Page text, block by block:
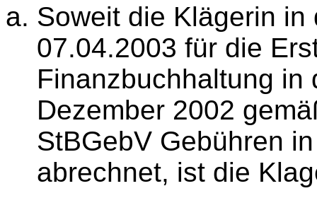
Soweit die Klägerin
07.04.2003 für die
Finanzbuchhaltung in
Dezember 2002
StBGebV Gebühren
abrechnet, ist die